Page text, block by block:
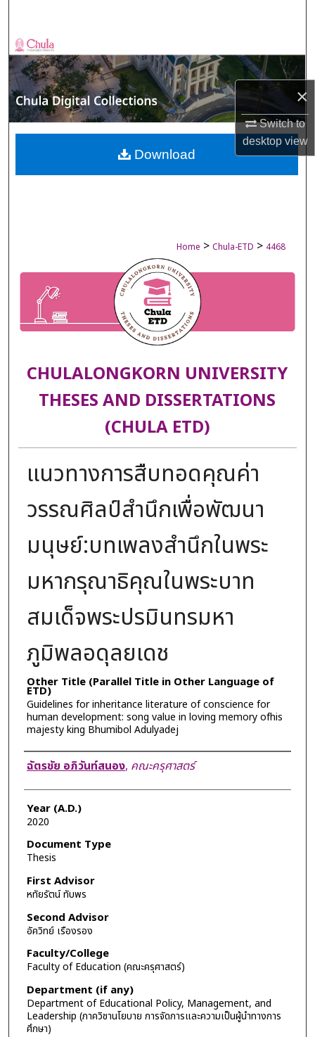
×
Switch to
desktopview
Browse Collections
My Account
About
Digital Commons Network™
Home > Chula-ETD > 4468
CHULALONGKORN UNIVERSITY
THESES AND DISSERTATIONS
(CHULA ETD)
แนวทางการสืบทอดคุณค่า
วรรณศิลป์สำนึกเพื่อพัฒนา
มนุษย์:บทเพลงสำนึกในพระ
มหากรุณาธิคุณในพระบาท
สมเด็จพระปรมินทรมหา
ภูมิพลอดุลยเดช
Other Title (Parallel Title in Other Language of
ETD)
Guidelines for inheritance literature of conscience for
human development: song value in loving memory ofhis
majesty king Bhumibol Adulyadej
Author
ฉัตรชัย อภิวันท์สนอง, คณะครุศาสตร์
Year (A.D.)
2020
Document Type
Thesis
First Advisor
หทัยรัตน์ ทับพร
Second Advisor
อัควิทย์ เรืองรอง
Faculty/College
Faculty of Education (คณะครุศาสตร์)
Department (if any)
Department of Educational Policy, Management, and
Leadership (ภาควิชานโยบาย การจัดการและความเป็นผู้นำทางการ
ศึกษา)
Download